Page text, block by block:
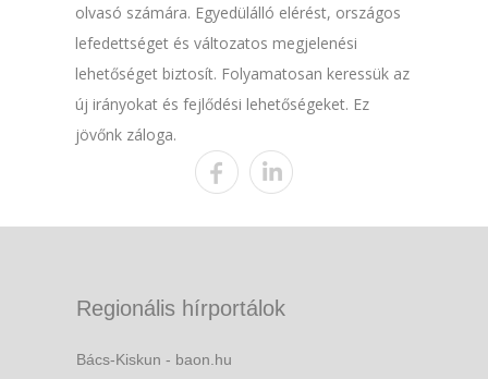
olvasó számára. Egyedülálló elérést, országos
lefedettséget és változatos megjelenési
lehetőséget biztosít. Folyamatosan keressük az
új irányokat és fejlődési lehetőségeket. Ez
jövőnk záloga.
Regionális hírportálok
Bács-Kiskun - baon.hu